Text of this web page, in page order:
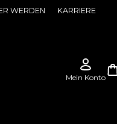
WERDEN KARRIERE